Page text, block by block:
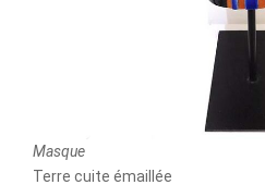
Masque
Terre cuite émaillée